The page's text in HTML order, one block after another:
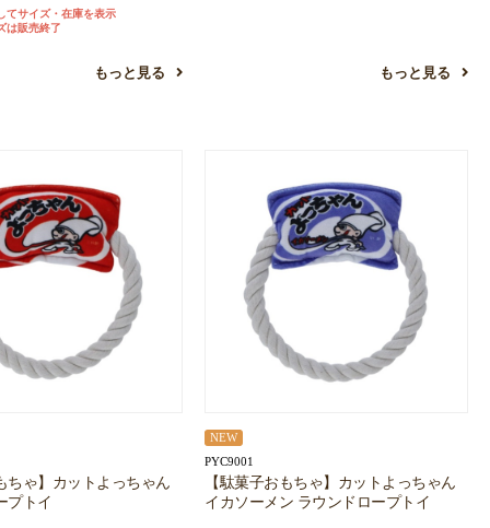
てサイズ・在庫を表示
は販売終了
もっと見る もっと見る
ちゃ】カットよっちゃん
プトイ
NEW
PYC9001
【駄菓子おもちゃ】カットよっちゃん
イカソーメン ラウンドロープトイ